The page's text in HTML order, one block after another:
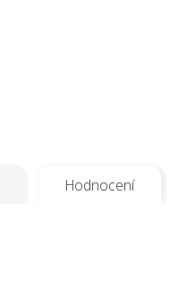
Hodnocení